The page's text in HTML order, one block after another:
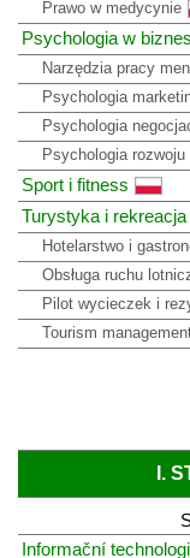
Prawo w medycynie
Psychologia w
Narzędzia pracy
Psychologia
Psychologia
Psychologia
Sport i fitness
Turystyka i rekreacja
Hotelarstwo i
Obsługa ruchu
Pilot wycieczek i
Tourism
I.
Informační